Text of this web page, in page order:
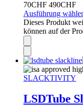
70CHF 490CHF
Ausführung
Dieses Produkt
können auf der
SLACKTIVITY
LSDTube